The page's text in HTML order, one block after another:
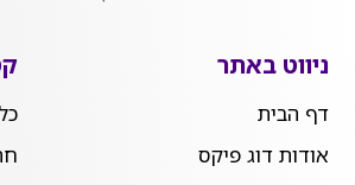
ניווט באתר
דף הבית
אודות דוג פיקס